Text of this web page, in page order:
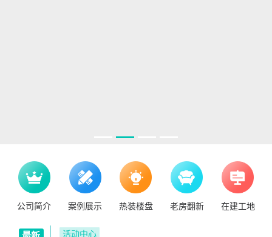
公司简介 案例展示 热装楼盘 老房翻新 在建工地
活动中心